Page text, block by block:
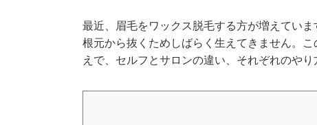
最近、眉毛をワックス脱毛する方が増えてい
根元から抜くためしばらく生えてきません。
えで、セルフとサロンの違い、それぞれのやり